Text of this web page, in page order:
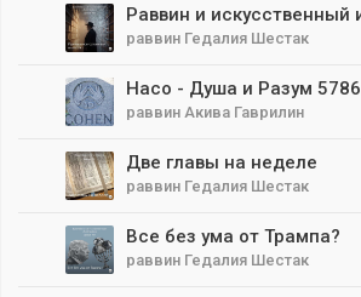
раввин Гедалия Шестак
Насо - Душа и Разум 5786
раввин Акива Гаврилин
Две главы на неделе
раввин Гедалия Шестак
Все без ума от Трампа?
раввин Гедалия Шестак